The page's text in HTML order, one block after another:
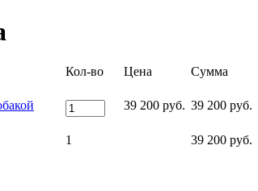
Кол-во Цена Сумма
39 200 руб. 39 200 руб.
1 39 200 руб.